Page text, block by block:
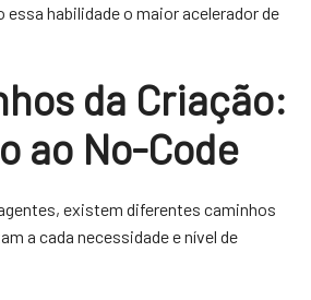
habilidade o maior acelerador de
da Criação:
ao No-Code
existem diferentes caminhos
a cada necessidade e nível de